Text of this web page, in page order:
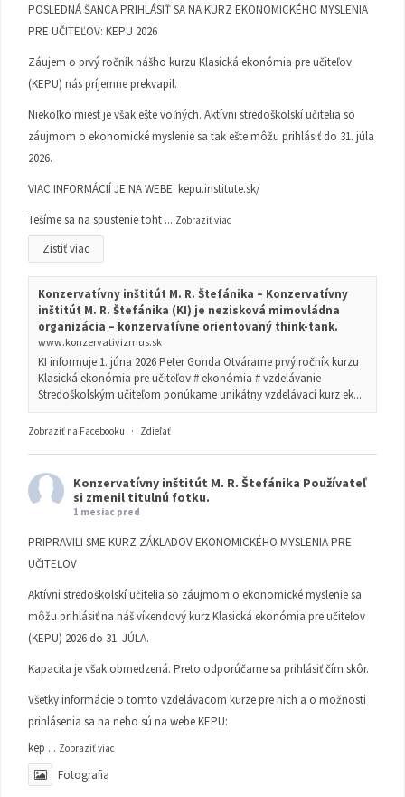
POSLEDNÁ ŠANCA PRIHLÁSIŤ SA NA KURZ EKONOMICKÉHO MYSLENIA
PRE UČITEĽOV: KEPU 2026
Záujem o prvý ročník nášho kurzu Klasická ekonómia pre učiteľov
(KEPU) nás príjemne prekvapil.
Niekoľko miest je však ešte voľných. Aktívni stredoškolskí učitelia so
záujmom o ekonomické myslenie sa tak ešte môžu prihlásiť do 31. júla
2026.
VIAC INFORMÁCIÍ JE NA WEBE: kepu.institute.sk/
Tešíme sa na spustenie toht ... Zobraziť viac
Zistiť viac
Konzervatívny inštitút M. R. Štefánika – Konzervatívny
inštitút M. R. Štefánika (KI) je nezisková mimovládna
organizácia – konzervatívne orientovaný think-tank.
www.konzervativizmus.sk
KI informuje 1. júna 2026 Peter Gonda Otvárame prvý ročník kurzu
Klasická ekonómia pre učiteľov # ekonómia # vzdelávanie
Stredoškolským učiteľom ponúkame unikátny vzdelávací kurz ek...
Zobraziť na Facebooku · Zdieľať
Konzervatívny inštitút M. R. Štefánika Používateľ
si zmenil titulnú fotku.
1 mesiac pred
PRIPRAVILI SME KURZ ZÁKLADOV EKONOMICKÉHO MYSLENIA PRE
UČITEĽOV
Aktívni stredoškolskí učitelia so záujmom o ekonomické myslenie sa
môžu prihlásiť na náš víkendový kurz Klasická ekonómia pre učiteľov
(KEPU) 2026 do 31. JÚLA.
Kapacita je však obmedzená. Preto odporúčame sa prihlásiť čím skôr.
Všetky informácie o tomto vzdelávacom kurze pre nich a o možnosti
prihlásenia sa na neho sú na webe KEPU:
kep ... Zobraziť viac
Fotografia